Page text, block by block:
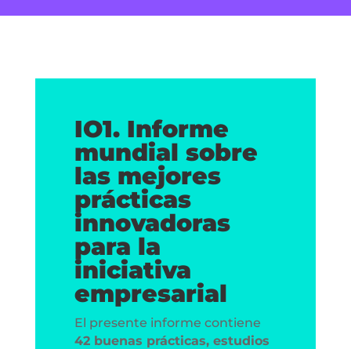
IO1. Informe
mundial sobre
las mejores
prácticas
innovadoras
para la
iniciativa
empresarial
El presente informe contiene
42 buenas prácticas, estudios